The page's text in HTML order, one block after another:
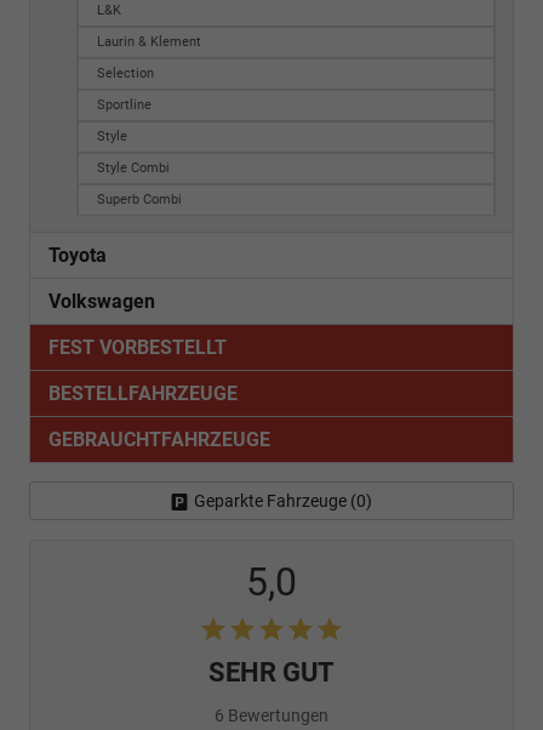
L&K
Laurin & Klement
Selection
Sportline
Style
Style Combi
Superb Combi
Toyota
Volkswagen
FEST VORBESTELLT
BESTELLFAHRZEUGE
GEBRAUCHTFAHRZEUGE
Geparkte Fahrzeuge (0)
5,0
SEHR GUT
6 Bewertungen